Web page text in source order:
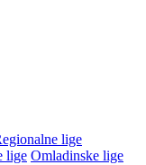
lige
lige Omladinske lige